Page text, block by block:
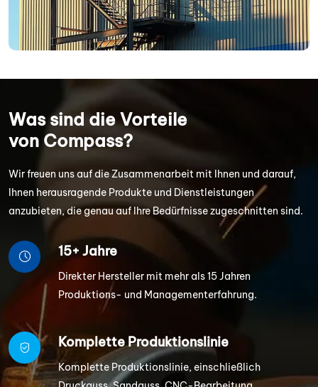
Was sind die Vorteile
von Compass?
Wir freuen uns auf die Zusammenarbeit mit Ihnen und darauf,
Ihnen herausragende Produkte und Dienstleistungen
anzubieten, die genau auf Ihre Bedürfnisse zugeschnitten sind.
15+ Jahre
Direkter Hersteller mit mehr als 15 Jahren
Produktions- und Managementerfahrung.
Komplette Produktionslinie
Komplette Produktionslinie, einschließlich